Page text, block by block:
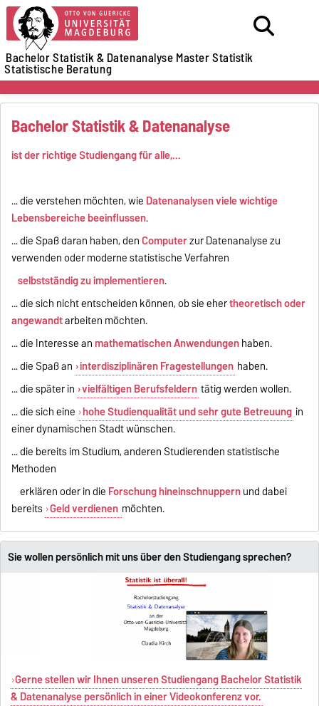
Bachelor Statistik & DatenanalyseMaster Statistik
Statistische Beratung
Bachelor Statistik & Datenanalyse
ist der richtige Studiengang für alle,...
... die verstehen möchten, wie Datenanalysen viele wichtige
Lebensbereiche beeinflussen.
... die Spaß daran haben, denComputerzur Datenanalyse zu
verwenden oder moderne statistische Verfahren
selbstständig zu implementieren.
... die sich nicht entscheiden können, ob sie ehertheoretisch oder
angewandtarbeiten möchten.
... die Interesse anmathematischen Anwendungenhaben.
... die Spaß an interdisziplinären Fragestellungen haben.
... die später in vielfältigen Berufsfeldern tätig werden wollen.
... die sich eine hohe Studienqualität und sehr gute Betreuung in
einer dynamischen Stadt wünschen.
... die bereits im Studium, anderen Studierenden statistische
Methoden
erklären oder in die Forschung hineinschnuppernund dabei
bereits Geld verdienen möchten.
Sie wollen persönlich mit uns über den Studiengang sprechen?
Gerne stellen wir Ihnen unseren Studiengang Bachelor Statistik
& Datenanalyse persönlich in einer Videokonferenz vor.